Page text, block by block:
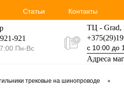
Статьи Контакты
921
Пн-Вс
ТЦ - Grad,
с 10:00 до
Адреса
трековые на шинопроводе •